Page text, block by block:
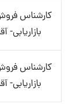
کارشناس
بازاریابی-
کارشناس
بازاریابی-